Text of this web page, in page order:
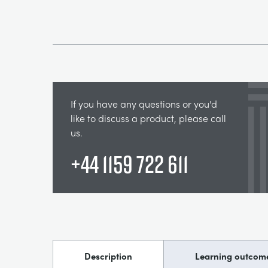
If you have any questions or you'd
like to discuss a product, please call
us.
+44 1159 722 611
Description Learning